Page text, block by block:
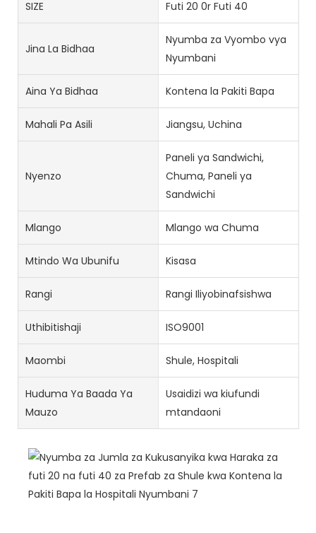
SIZE Futi 20 0r Futi 40
Jina La Bidhaa
Nyumba za Vyombo vya
Nyumbani
Aina Ya Bidhaa Kontena la Pakiti Bapa
Mahali Pa Asili Jiangsu, Uchina
Nyenzo
Paneli ya Sandwichi,
Chuma, Paneli ya
Sandwichi
Mlango Mlango wa Chuma
Mtindo Wa Ubunifu Kisasa
Rangi Rangi Iliyobinafsishwa
Uthibitishaji ISO9001
Maombi Shule, Hospitali
Huduma Ya Baada Ya
Mauzo
Usaidizi wa kiufundi
mtandaoni